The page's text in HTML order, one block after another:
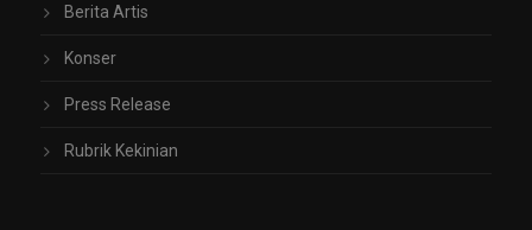
Berita Artis
Konser
Press Release
Rubrik Kekinian